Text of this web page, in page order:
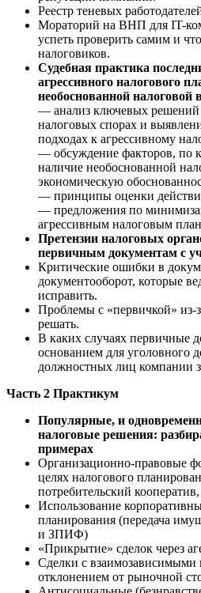
Реестр теневых
Мораторий на ВНП для IT-
успеть проверить самим и
налоговиков.
Судебная практика
агрессивного налогового
необоснованной налоговой
— анализ ключевых решений
налоговых спорах и
подходах к агрессивному
— обсуждение факторов, по
наличие необоснованной
экономическую
— принципы оценки
— предложения по
агрессивным налоговым
Претензии налоговых
первичным документам с
Критические ошибки в
документооборот, которые
исправить.
Проблемы с «первичкой» из-
решать.
В каких случаях первичные
основанием для уголовного
должностных лиц компании
Часть 2 Практикум
Популярные, и
налоговые решения:
примерах
Организационно-правовые
целях налогового
потребительский
Использование
планирования (передача
и ЗПИФ)
«Прикрытие» сделок через
Сделки с
отклонением от рыночной